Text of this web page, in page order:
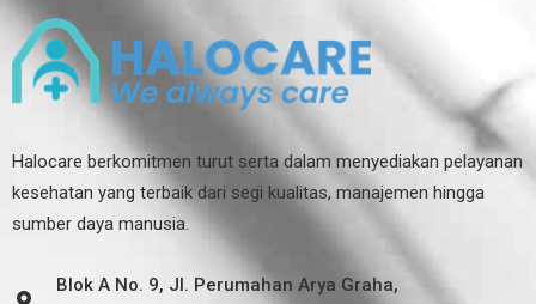
Halocare berkomitmen turut serta dalam menyediakan pelayanan
kesehatan yang terbaik dari segi kualitas, manajemen hingga
sumber daya manusia.
Blok A No. 9, Jl. Perumahan Arya Graha,